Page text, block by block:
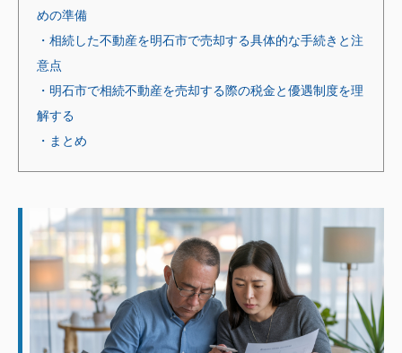
めの準備
・相続した不動産を明石市で売却する具体的な手続きと注
意点
・明石市で相続不動産を売却する際の税金と優遇制度を理
解する
・まとめ